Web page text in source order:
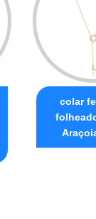
colar